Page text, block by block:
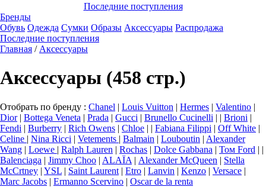
Последние поступления
Бренды
Обувь Одежда Сумки Образы Аксессуары Распродажа
Последние поступления
Главная / Аксессуары
Аксессуары (458 стр.)
Отобрать по бренду : Chanel | Louis Vuitton | Hermes | Valentino |
Dior| Bottega Veneta | Prada | Gucci | Brunello Сucinelli | | Brioni |
Fendi | Burberry | Rich Owens | Chloe | | Fabiana Filippi | Off White |
Celine | Nina Ricci | Vetements | Balmain | Louboutin | Alexander
Wang | Loewe | Ralph Lauren | Rochas | Dolce Gabbana | Том Ford | |
Balenciaga | Jimmy Choo | ALAÏA | Аlexander McQueen | Stella
McCrtney | YSL | Saint Laurent | Etro | Lanvin | Kenzo | Versace |
Marc Jacobs | Ermanno Scervino | Oscar de la renta